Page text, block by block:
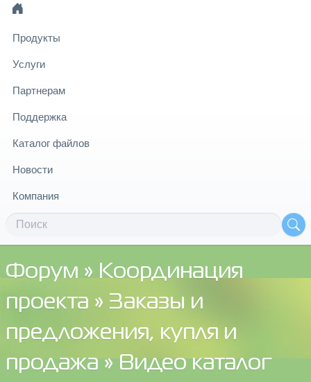
Продукты
Услуги
Партнерам
Поддержка
Каталог файлов
Новости
Компания
Форум » Координация
проекта » Заказы и
предложения, купля и
продажа » Видео каталог